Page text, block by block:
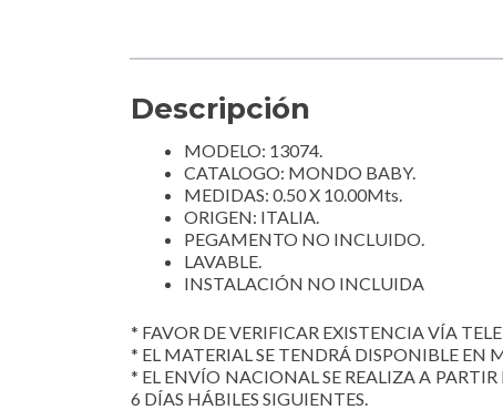
Descripción
MODELO: 13074.
CATALOGO: MONDO BABY.
MEDIDAS: 0.50 X 10.00Mts.
ORIGEN: ITALIA.
PEGAMENTO NO INCLUIDO.
LAVABLE.
INSTALACIÓN NO INCLUIDA
* FAVOR DE VERIFICAR EXISTENCIA VÍA
* EL MATERIAL SE TENDRÁ DISPONIBLE EN
* EL ENVÍO NACIONAL SE REALIZA A
6 DÍAS HÁBILES SIGUIENTES.